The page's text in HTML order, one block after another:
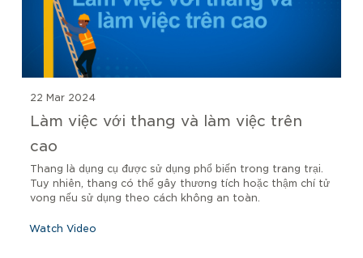
22 Mar 2024
Làm việc với thang và làm việc trên
cao
Thang là dụng cụ được sử dụng phổ biến trong trang trại.
Tuy nhiên, thang có thể gây thương tích hoặc thậm chí tử
vong nếu sử dụng theo cách không an toàn.
Watch Video